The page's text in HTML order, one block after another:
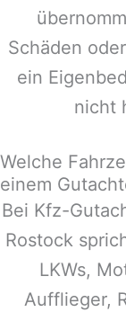
Schäden
ein
nicht
Welche
einem
Bei Kfz-
Rostock
LKWs,
Aufflieger,